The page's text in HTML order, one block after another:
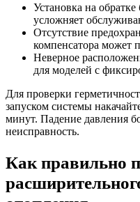
Установка на
усложняет
Отсутствие
компенсатора может
Неверное
для моделей с
Для проверки
запуском системы
минут. Падение давления
неисправность.
Как правильно